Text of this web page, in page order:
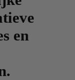
en